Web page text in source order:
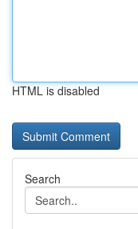
HTML is disabled
Search